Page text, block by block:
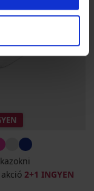
akció 2+1 INGYEN